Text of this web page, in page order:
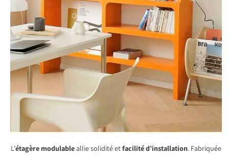
L’étagère modulableallie solidité etfacilité d’installation. Fabriquée